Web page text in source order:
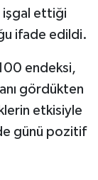
işgal ettiği
ifade edildi.
endeksi,
gördükten
etkisiyle
de günü pozitif